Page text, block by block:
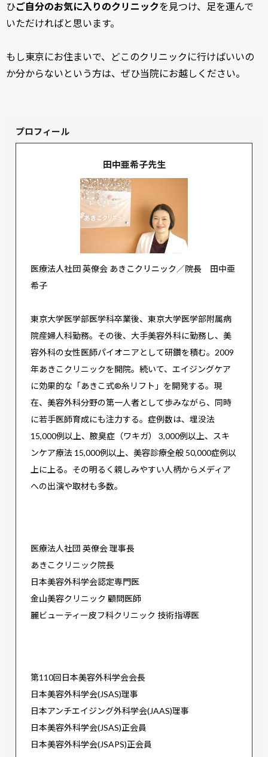
ひご自分のお気に入りのクリニックを見つけ、足を運んで
いただければと思います。
もし東京にお住まいで、どこのクリニックに行けばいいの
か分からないという方は、ぜひ当院にお越しください。
プロフィール
田中亜希子先生
医療法人社団 英僚会 あきこクリニック／院長 田中亜
希子
東京大学医学部医学科卒業後、東京大学医学部附属病
院産婦人科勤務。その後、大手美容外科に勤務し、美
容外科の女性医師パイオニアとして研鑽を積む。2009
年あきこクリニックを開院。続いて、エイジングケア
に効果的な「あきこ式®糸リフト」を開発する。現
在、美容外科分野の第一人者として歩みながら、同時
に若手医師育成にも注力する。症例数は、埋没法
15,000例以上、腋臭症（ワキガ） 3,000例以上、スキ
ンケア療法 15,000例以上、美容診療全般 50,000症例以
上に上る。その明るく親しみやすい人柄からメディア
への出演や取材も多数。
医療法人社団 英僚会 理事長
あきこクリニック院長
日本美容外科学会認定専門医
金山美容クリニック 顧問医師
麗ビューティー皮フ科クリニック 技術指導医
第110回日本美容外科学会会長
日本美容外科学会(JSAS)理事
日本アンチエイジング外科学会(JAAS)理事
日本美容外科学会(JSAS)正会員
日本美容外科学会(JSAPS)正会員